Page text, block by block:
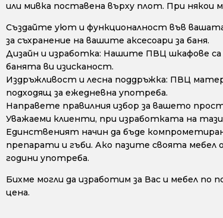
или мивка поставена върху плот. При някои
Създайте уют и функционалност във
за съхранение на вашите аксесоари за баня.
Дизайн и изработка: Нашите ПВЦ шкафове
банята ви изисканост.
Издръжливост и лесна поддръжка: ПВЦ
подходящ за ежедневна употреба.
Направете правилния избор за вашето
Уважаеми клиенти, при изработката на
Единственият начин да бъде компрометиран
препарати и гъби. Ако пазите своята
години употреба.
Бихме могли да изработим за Вас и мебел по
цена.